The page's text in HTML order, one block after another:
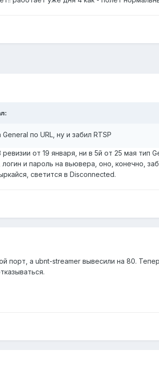
по URL, ну и забил RTSP
от 19 января, ни в 5й от 25 мая тип
и пароль на вьювера, оно, конечно,
светится в Disconnected.
порт, а ubnt-streamer вывесили на 80.